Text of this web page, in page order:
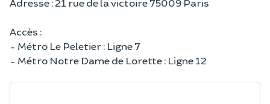
Adresse : 21 rue de la victoire 75009 Paris
Accès :
- Métro Le Peletier : Ligne 7
- Métro Notre Dame de Lorette : Ligne 12